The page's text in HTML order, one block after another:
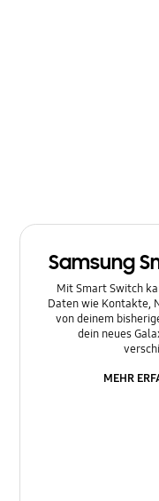
Ton
Samsung
Mit Smart Switch
Daten wie Kontakte,
von deinem
dein neues
MEHR